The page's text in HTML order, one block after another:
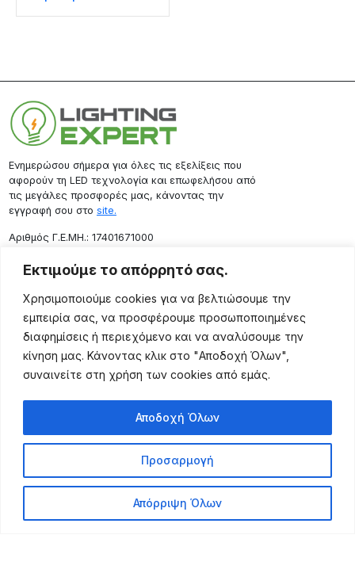
Εκτιμούμε το απόρρητό σας.
Χρησιμοποιούμε cookies για να βελτιώσουμε την
εμπειρία σας, να προσφέρουμε προσωποποιημένες
διαφημίσεις ή περιεχόμενο και να αναλύσουμε την
κίνηση μας. Κάνοντας κλικ στο "Αποδοχή Όλων",
συναινείτε στη χρήση των cookies από εμάς.
Προσαρμογή
Απόρριψη Όλων
Αποδοχή Όλων
Ενημερώσου σήμερα για όλες τις εξελίξεις που
αφορούν τη LED τεχνολογία και επωφελήσου από
τις μεγάλες προσφορές μας, κάνοντας την
εγγραφή σου στο site.
Aριθμός Γ.Ε.ΜΗ.: 17401671000
Επικοινωνία
Ρόδου 133, Αθήνα 10443
(+30) 211 725 5427
sales@lightingexpert.gr
Χρήσιμες Σελίδες
Προϊόντα
Τρόποι Αποστολής